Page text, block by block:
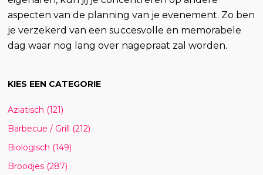
aspecten van de planning van je evenement. Zo ben
je verzekerd van een succesvolle en memorabele
dag waar nog lang over nagepraat zal worden.
KIES EEN CATEGORIE
Aziatisch (121)
Barbecue / Grill (212)
Biologisch (149)
Broodjes (287)